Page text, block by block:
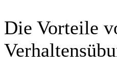
Die Vorteile